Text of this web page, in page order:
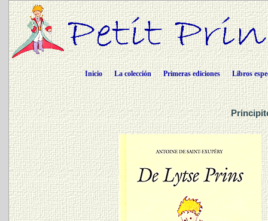
Inicio La colección Primeras ediciones Libros